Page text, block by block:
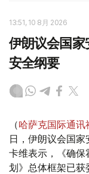
13:51, 10 8月 2026
伊朗议会国
安全纲要
（哈萨克国际通讯
日，伊朗议会国家
卡维表示，《确
划》总体框架已获